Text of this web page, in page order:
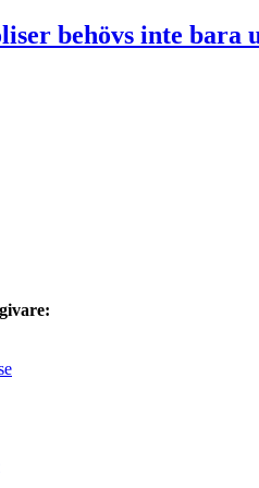
behövs inte bara